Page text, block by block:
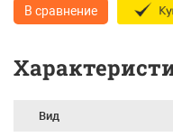
В сравнение
Вид